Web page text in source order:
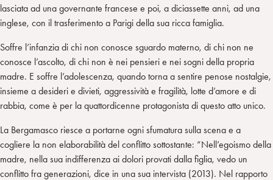
lasciata ad una governante francese e poi, a diciassette anni, ad una
inglese, con il trasferimento a Parigi della sua ricca famiglia.
Soffre l’infanzia di chi non conosce sguardo materno, di chi non ne
conosce l’ascolto, di chi non è nei pensieri e nei sogni della propria
madre. E soffre l’adolescenza, quando torna a sentire penose nostalgie,
insieme a desideri e divieti, aggressività e fragilità, lotte d’amore e di
rabbia, come è per la quattordicenne protagonista di questo atto unico.
La Bergamasco riesce a portarne ogni sfumatura sulla scena e a
cogliere la non elaborabilità del conflitto sottostante: “Nell’egoismo della
madre, nella sua indifferenza ai dolori provati dalla figlia, vedo un
conflitto fra generazioni, dice in una sua intervista (2013). Nel rapporto